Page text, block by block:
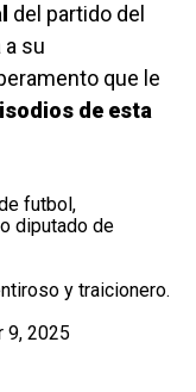
del partido del
a su
que le
de esta
futbol,
diputado de
y traicionero.
9, 2025